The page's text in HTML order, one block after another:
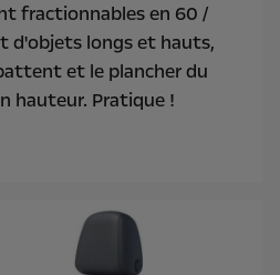
fractionnables en 60 /
d'objets longs et hauts,
et le plancher du
hauteur. Pratique !